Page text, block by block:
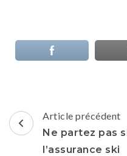
Navigation
d'article
Article précédent
Ne partez pas
l’assurance ski